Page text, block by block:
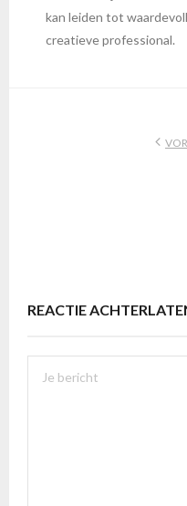
kan leiden tot
creatieve professional.
REACTIE